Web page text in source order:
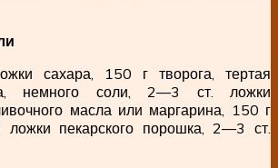
сахара, 150 г творога, тертая
немного соли, 2—3 ст. ложки
масла или маргарина, 150 г
пекарского порошка, 2—3 ст.